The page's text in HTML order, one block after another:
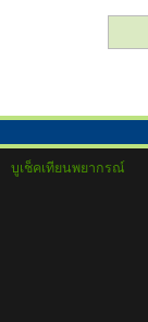
บูเช็คเทียนพยากรณ์